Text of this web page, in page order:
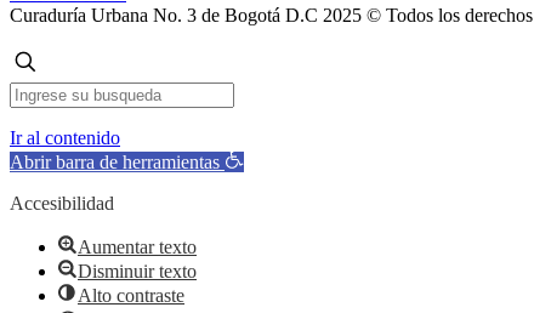
Curaduría Urbana No. 3 de Bogotá D.C 2025 © Todos los derechos
Ir al contenido
Abrir barra de herramientas
Accesibilidad
Aumentar texto
Disminuir texto
Alto contraste